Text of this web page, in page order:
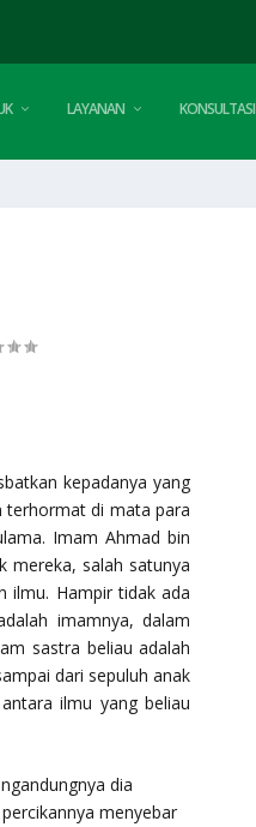
LAYANAN KONSULTASI
kepadanya yang
terhormat di mata para
Imam Ahmad bin
mereka, salah satunya
ilmu. Hampir tidak ada
imamnya, dalam
sastra beliau adalah
dari sepuluh anak
ilmu yang beliau
dia
menyebar